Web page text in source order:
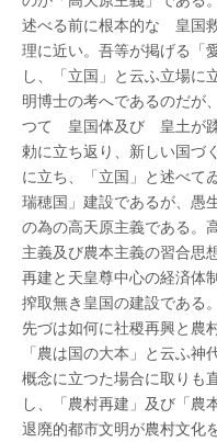
述べる前に根本的な 皇国
理に近い。吾等が掲げる「
し、「立国」と云ふ立場に
明博士の考へであるのだが
つて 皇国体及び 皇土が蹂
勅に立ち返り、新しい国づ
に立ち、「立国」と述べて
瑞穂国」建設であるが、愚
の為の高天原主義である。
主義及び農本主義の習合思
再建と天皇尊中心の経済体
搾取無き皇国の建設である。
先づは如何に社稷再興と農
「農は国の大本」と云ふ
概念に立つた場合に取りも
し、「農村再建」及び「農
退廃的都市文明が農村文化